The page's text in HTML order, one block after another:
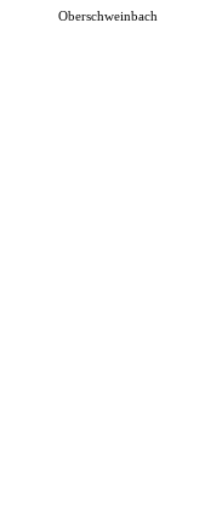
Oberschweinbach